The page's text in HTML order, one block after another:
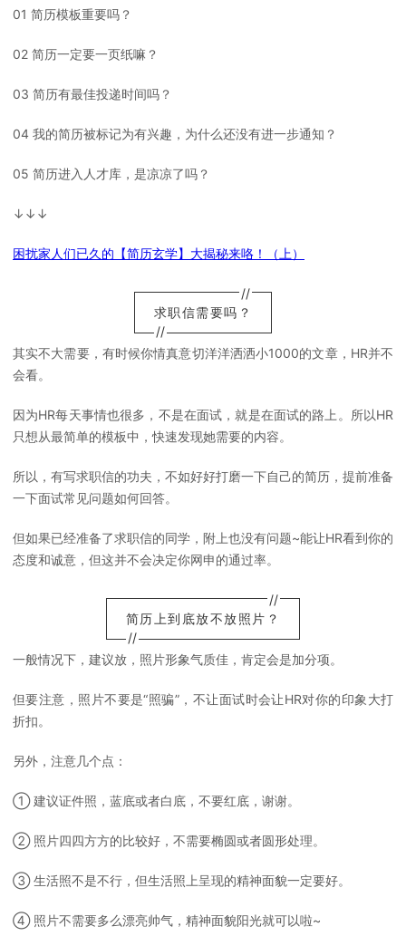
01 简历模板重要吗？
02 简历一定要一页纸嘛？
03 简历有最佳投递时间吗？
04 我的简历被标记为有兴趣，为什么还没有进一步通知？
05 简历进入人才库，是凉凉了吗？
↓↓↓
困扰家人们已久的【简历玄学】大揭秘来咯！（上）
//
求职信需要吗？
//
其实不大需要，有时候你情真意切洋洋洒洒小1000的文章，HR并不
会看。
因为HR每天事情也很多，不是在面试，就是在面试的路上。所以HR
只想从最简单的模板中，快速发现她需要的内容。
所以，有写求职信的功夫，不如好好打磨一下自己的简历，提前准备
一下面试常见问题如何回答。
但如果已经准备了求职信的同学，附上也没有问题~能让HR看到你的
态度和诚意，但这并不会决定你网申的通过率。
//
简历上到底放不放照片？
//
一般情况下，建议放，照片形象气质佳，肯定会是加分项。
但要注意，照片不要是“照骗”，不让面试时会让HR对你的印象大打
折扣。
另外，注意几个点：
① 建议证件照，蓝底或者白底，不要红底，谢谢。
② 照片四四方方的比较好，不需要椭圆或者圆形处理。
③ 生活照不是不行，但生活照上呈现的精神面貌一定要好。
④ 照片不需要多么漂亮帅气，精神面貌阳光就可以啦~